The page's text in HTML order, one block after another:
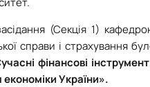
(Секція 1)
справи і страхування
фінансові
України».